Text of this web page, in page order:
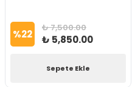
%22 ₺ 7,500.00
₺ 5,850.00
Sepete Ekle